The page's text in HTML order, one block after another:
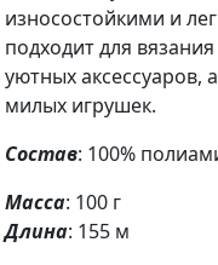
износостойкими и
подходит для
уютных аксессуаров,
милых игрушек.
Состав: 100%
Масса: 100 г
Длина: 155 м